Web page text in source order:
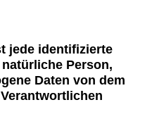
jede identifizierte
Person,
Daten von dem